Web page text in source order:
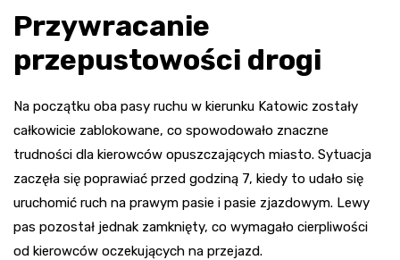
Przywracanie
przepustowości drogi
Na początku oba pasy ruchu w kierunku Katowic zostały
całkowicie zablokowane, co spowodowało znaczne
trudności dla kierowców opuszczających miasto. Sytuacja
zaczęła się poprawiać przed godziną 7, kiedy to udało się
uruchomić ruch na prawym pasie i pasie zjazdowym. Lewy
pas pozostał jednak zamknięty, co wymagało cierpliwości
od kierowców oczekujących na przejazd.